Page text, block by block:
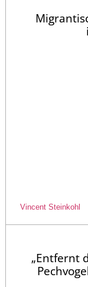
Vincent Steinkohl
„Entfernt